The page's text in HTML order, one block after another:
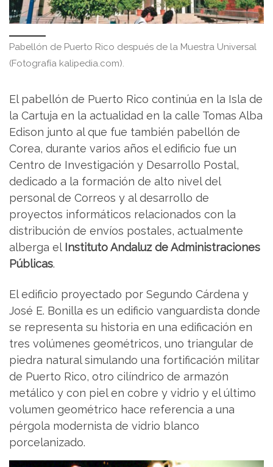
Pabellón de Puerto Rico después de la Muestra Universal
(Fotografía kalipedia.com).
El pabellón de Puerto Rico continúa en la Isla de
la Cartuja en la actualidad en la calle Tomas Alba
Edison junto al que fue también pabellón de
Corea, durante varios años el edificio fue un
Centro de Investigación y Desarrollo Postal,
dedicado a la formación de alto nivel del
personal de Correos y al desarrollo de
proyectos informáticos relacionados con la
distribución de envíos postales, actualmente
alberga el Instituto Andaluz de Administraciones
Públicas.
El edificio proyectado por Segundo Cárdena y
José E. Bonilla es un edificio vanguardista donde
se representa su historia en una edificación en
tres volúmenes geométricos, uno triangular de
piedra natural simulando una fortificación militar
de Puerto Rico, otro cilíndrico de armazón
metálico y con piel en cobre y vidrio y el último
volumen geométrico hace referencia a una
pérgola modernista de vidrio blanco
porcelanizado.